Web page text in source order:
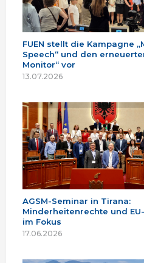
FUEN stellt die Kampagne
Speech“ und den
Monitor“ vor
13.07.2026
AGSM-Seminar in Tirana:
Minderheitenrechte und
im Fokus
17.06.2026